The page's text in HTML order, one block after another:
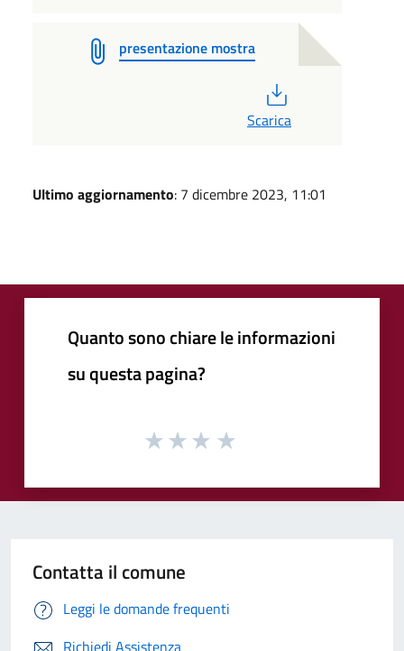
presentazione mostra
Scarica
Ultimo aggiornamento: 7 dicembre 2023, 11:01
Quanto sono chiare le informazioni
su questa pagina?
Contatta il comune
Leggi le domande frequenti